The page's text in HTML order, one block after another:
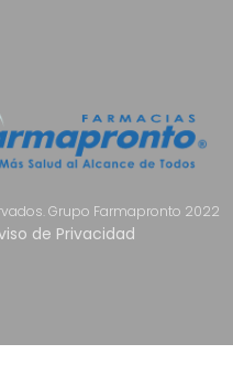
Grupo Farmapronto 2022
de Privacidad